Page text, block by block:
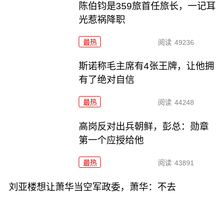
陈伯钧是359旅首任旅长，一记耳
光惹祸降职
最热 阅读 49236
斯诺称毛主席有4张王牌，让他拥
有了绝对自信
最热 阅读 44248
高岗反对出兵朝鲜，彭总：勋章
第一个应授给他
最热 阅读 43891
刘亚楼想让萧华当空军政委，萧华：不去